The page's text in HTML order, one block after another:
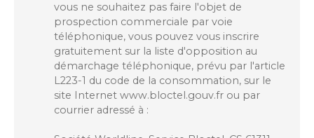
vous ne souhaitez pas faire l'objet de
prospection commerciale par voie
téléphonique, vous pouvez vous inscrire
gratuitement sur la liste d'opposition au
démarchage téléphonique, prévu par l'article
L223-1 du code de la consommation, sur le
site Internet www.bloctel.gouv.fr ou par
courrier adressé à :